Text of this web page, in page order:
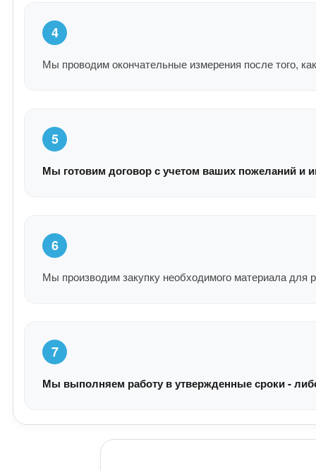
4
Мы проводим окончательные измерения после того,
5
Мы готовим договор с учетом ваших пожеланий и
6
Мы производим закупку необходимого материала для
7
Мы выполняем работу в утвержденные сроки -